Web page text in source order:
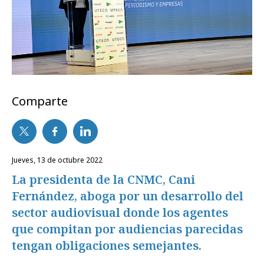
Comparte
jueves, 13 de octubre 2022
La presidenta de la CNMC, Cani
Fernández, aboga por un desarrollo del
sector audiovisual donde los agentes
que compitan por audiencias parecidas
tengan obligaciones semejantes.